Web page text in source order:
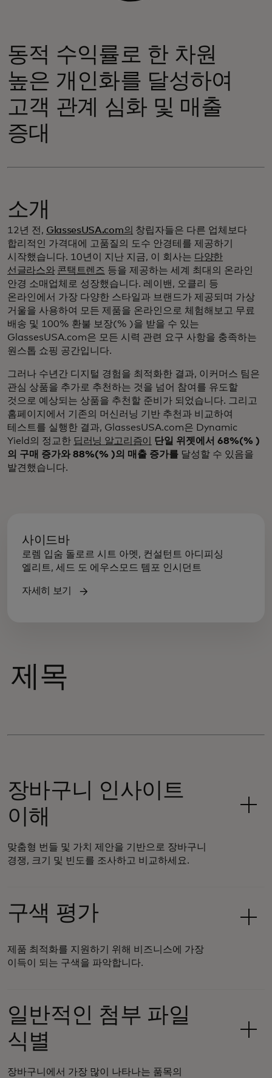
동적 수익률로 한 차원
높은 개인화를 달성하여
고객 관계 심화 및 매출
증대
소개
12년 전, GlassesUSA.com의 창립자들은 다른 업체보다
합리적인 가격대에 고품질의 도수 안경테를 제공하기
시작했습니다. 10년이 지난 지금, 이 회사는 다양한
선글라스와 콘택트렌즈 등을 제공하는 세계 최대의 온라인
안경 소매업체로 성장했습니다. 레이밴, 오클리 등
온라인에서 가장 다양한 스타일과 브랜드가 제공되며 가상
거울을 사용하여 모든 제품을 온라인으로 체험해보고 무료
배송 및 100% 환불 보장(% )을 받을 수 있는
GlassesUSA.com은 모든 시력 관련 요구 사항을 충족하는
원스톱 쇼핑 공간입니다.
그러나 수년간 디지털 경험을 최적화한 결과, 이커머스 팀은
관심 상품을 추가로 추천하는 것을 넘어 참여를 유도할
것으로 예상되는 상품을 추천할 준비가 되었습니다. 그리고
홈페이지에서 기존의 머신러닝 기반 추천과 비교하여
테스트를 실행한 결과, GlassesUSA.com은 Dynamic
Yield의 정교한 딥러닝 알고리즘이
단일 위젯에서 68%(% )
의 구매 증가와 88%(% )의 매출 증가를 달성할 수 있음을
발견했습니다.
사이드바
로렘 입숨 돌로르 시트 아멧, 컨설턴트 아디피싱
엘리트, 세드 도 에우스모드 템포 인시던트
자세히 보기
제목
장바구니 인사이트
이해
맞춤형 번들 및 가치 제안을 기반으로 장바구니
경쟁, 크기 및 빈도를 조사하고 비교하세요.
구색 평가
제품 최적화를 지원하기 위해 비즈니스에 가장
이득이 되는 구색을 파악합니다.
일반적인 첨부 파일
식별
장바구니에서 가장 많이 나타나는 품목의